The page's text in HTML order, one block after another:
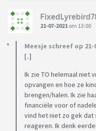
21-07-2021 om 13:00
Meesje schreef op 21-
[..]
Ik zie TO helemaal niet
opvangen en hoe ze
brengen/halen. Ik zie
financiële voor of
vind het niet zo gek
reageren. Ik denk